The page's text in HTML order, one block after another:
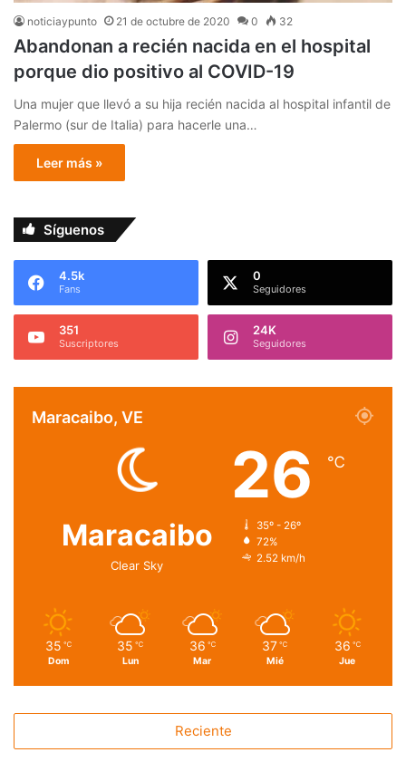
noticiaypunto 21 de octubre de 2020 0 32
Abandonan a recién nacida en el hospital
porque dio positivo al COVID-19
Una mujer que llevó a su hija recién nacida al hospital infantil de
Palermo (sur de Italia) para hacerle una…
Leer más »
Síguenos
4.5k
Fans
0
Seguidores
351
Suscriptores
24K
Seguidores
Maracaibo, VE
Maracaibo
Clear Sky
26 ℃
35º - 26º
72%
2.52 km/h
35 ℃
Dom
35 ℃
Lun
36 ℃
Mar
37 ℃
Mié
36 ℃
Jue
Reciente